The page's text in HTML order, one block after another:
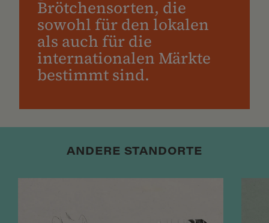
Brötchensorten, die
sowohl für den lokalen
als auch für die
internationalen Märkte
bestimmt sind.
ANDERE STANDORTE